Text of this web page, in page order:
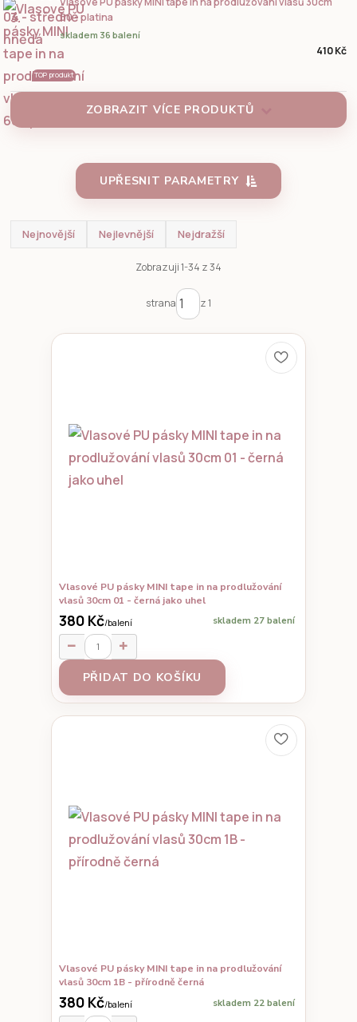
3.
60 - platina
skladem 36 balení
TOP produkt
410 Kč
ZOBRAZIT VÍCE PRODUKTŮ
UPŘESNIT PARAMETRY
Nejnovější Nejlevnější Nejdražší
Zobrazuji 1-34 z 34
strana z 1
Vlasové PU pásky MINI tape in na prodlužování
vlasů 30cm 01 - černá jako uhel
380 Kč/balení skladem 27 balení
PŘIDAT DO KOŠÍKU
Vlasové PU pásky MINI tape in na prodlužování
vlasů 30cm 1B - přírodně černá
380 Kč/balení skladem 22 balení